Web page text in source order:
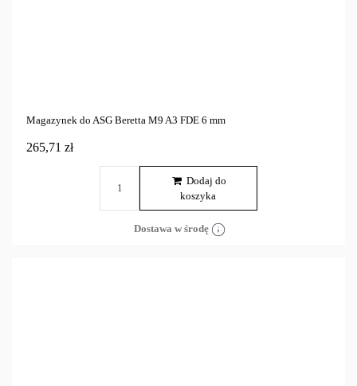
Magazynek do ASG Beretta M9 A3 FDE 6 mm
265,71 zł
Dodaj do
koszyka
Dostawa w środę